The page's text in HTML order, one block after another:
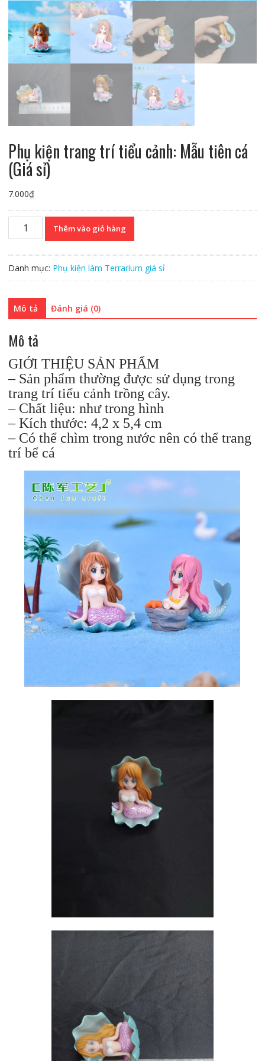
Phụ kiện trang trí tiểu cảnh: Mẫu tiên cá
(Giá sỉ)
7.000₫
tiểu
Mẫu
tiên
(Giá
số
lượng
Thêm vào giỏ hàng
Danh mục: Phụ kiện làm Terrarium giá sỉ
Mô tả Đánh giá (0)
Mô tả
GIỚI THIỆU SẢN PHẨM
– Sản phẩm thường được sử dụng trong
trang trí tiểu cảnh trồng cây.
– Chất liệu: như trong hình
– Kích thước: 4,2 x 5,4 cm
– Có thể chìm trong nước nên có thể trang
trí bể cá